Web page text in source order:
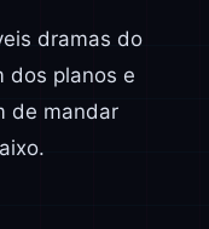
dramas do
dos planos e
de mandar